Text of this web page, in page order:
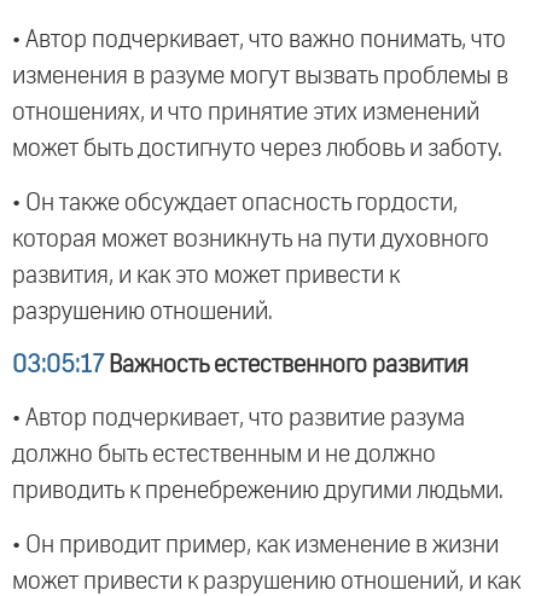
• Автор подчеркивает, что важно понимать, что
изменения в разуме могут вызвать проблемы в
отношениях, и что принятие этих изменений
может быть достигнуто через любовь и заботу.
• Он также обсуждает опасность гордости,
которая может возникнуть на пути духовного
развития, и как это может привести к
разрушению отношений.
03:05:17 Важность естественного развития
• Автор подчеркивает, что развитие разума
должно быть естественным и не должно
приводить к пренебрежению другими людьми.
• Он приводит пример, как изменение в жизни
может привести к разрушению отношений, и как